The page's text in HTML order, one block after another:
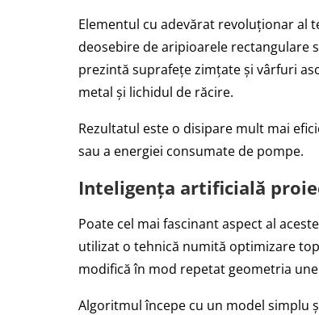
Elementul cu adevărat revoluționar al
deosebire de aripioarele rectangulare
prezintă suprafețe zimțate și vârfuri
metal și lichidul de răcire.
Rezultatul este o disipare mult mai
sau a energiei consumate de pompe.
Inteligența artificială
Poate cel mai fascinant aspect al
utilizat o tehnică numită optimizare
modifică în mod repetat geometria
Algoritmul începe cu un model simplu